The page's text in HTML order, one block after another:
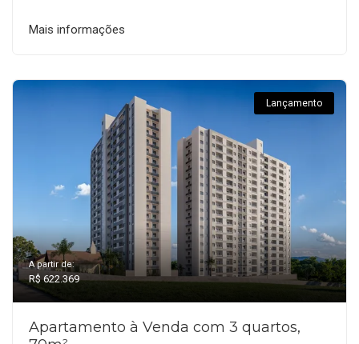
Mais informações
Lançamento
A partir de:
R$ 622.369
Apartamento à Venda com 3 quartos,